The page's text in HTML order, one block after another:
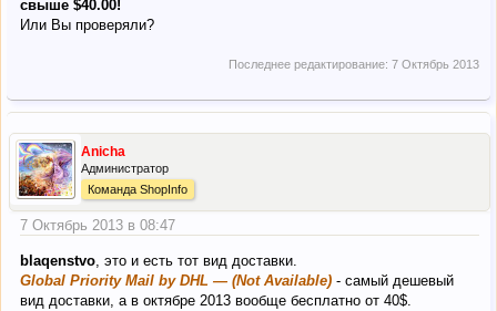
свыше $40.00!
Или Вы проверяли?
Последнее редактирование: 7 Октябрь 2013
Anicha
Администратор
Команда ShopInfo
7 Октябрь 2013 в 08:47
blaqenstvo, это и есть тот вид доставки.
Global Priority Mail by DHL — (Not Available) - самый дешевый
вид доставки, а в октябре 2013 вообще бесплатно от 40$.